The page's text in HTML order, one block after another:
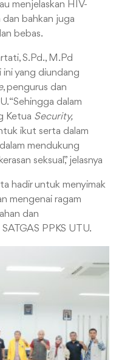
menjelaskan HIV-
bahkan juga
bebas.
S.Pd., M.Pd
yang diundang
, pengurus dan
“Sehingga dalam
Ketua Security,
ikut serta dalam
mendukung
seksual,” jelasnya
hadir untuk menyimak
mengenai ragam
dan
PPKS UTU.